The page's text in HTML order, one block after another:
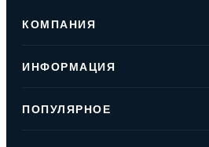
КОМПАНИЯ
Реквизиты
Контакты
ИНФОРМАЦИЯ
Доставка и оплата
ПОПУЛЯРНОЕ